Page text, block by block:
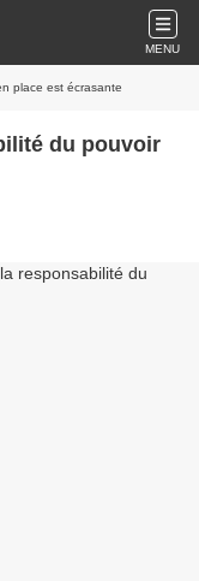
MENU
place est écrasante
du pouvoir